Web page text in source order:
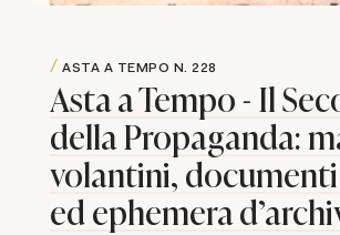
ASTA A TEMPO N. 228
Asta a Tempo - Il
della Propaganda:
volantini,
ed ephemera